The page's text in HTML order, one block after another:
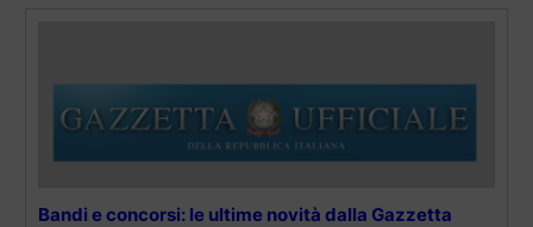
Bandi e concorsi: le ultime novità dalla Gazzetta